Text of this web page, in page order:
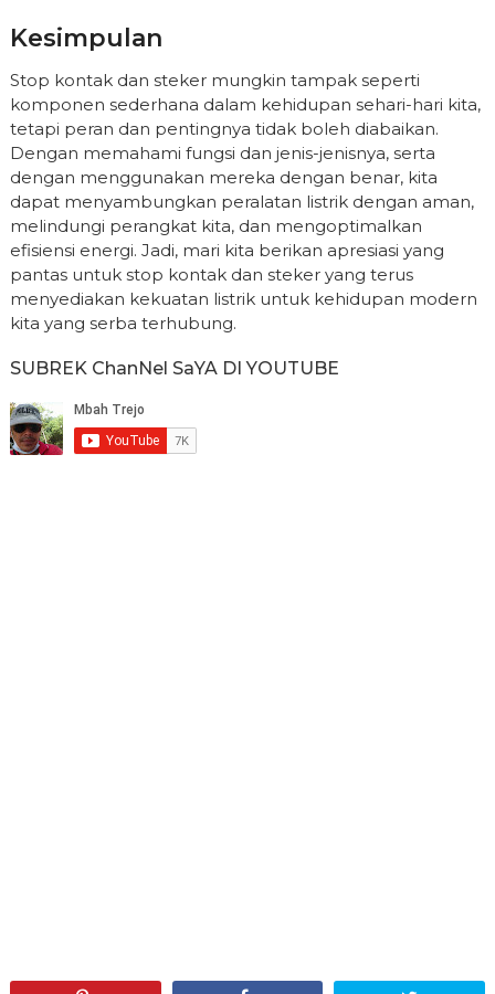
Kesimpulan
Stop kontak dan steker mungkin tampak seperti
komponen sederhana dalam kehidupan sehari-hari kita,
tetapi peran dan pentingnya tidak boleh diabaikan.
Dengan memahami fungsi dan jenis-jenisnya, serta
dengan menggunakan mereka dengan benar, kita
dapat menyambungkan peralatan listrik dengan aman,
melindungi perangkat kita, dan mengoptimalkan
efisiensi energi. Jadi, mari kita berikan apresiasi yang
pantas untuk stop kontak dan steker yang terus
menyediakan kekuatan listrik untuk kehidupan modern
kita yang serba terhubung.
SUBREK ChanNel SaYA DI YOUTUBE